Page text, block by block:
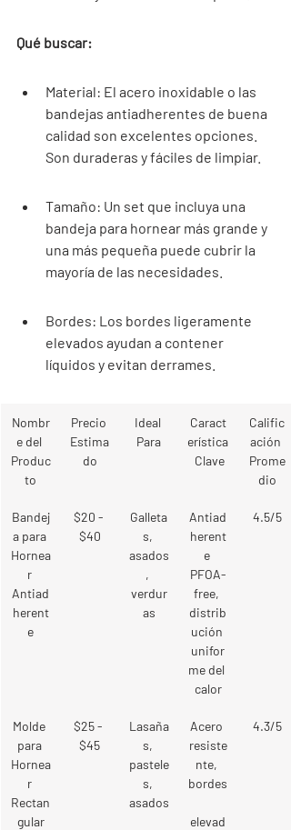
Qué buscar:
Material: El acero inoxidable o las
bandejas antiadherentes de buena
calidad son excelentes opciones.
Son duraderas y fáciles de limpiar.
Tamaño: Un set que incluya una
bandeja para hornear más grande y
una más pequeña puede cubrir la
mayoría de las necesidades.
Bordes: Los bordes ligeramente
elevados ayudan a contener
líquidos y evitan derrames.
Nombr
e del
Produc
to
Precio
Estima
do
Ideal
Para
Caract
erística
Clave
Calific
ación
Prome
dio
Bandej
a para
Hornea
r
Antiad
herent
e
$20 -
$40
Galleta
s,
asados
,
verdur
as
Antiad
herent
e
PFOA-
free,
distrib
ución
unifor
me del
calor
4.5/5
Molde
para
Hornea
r
Rectan
gular
$25 -
$45
Lasaña
s,
pastele
s,
asados
Acero
resiste
nte,
bordes
elevad
4.3/5